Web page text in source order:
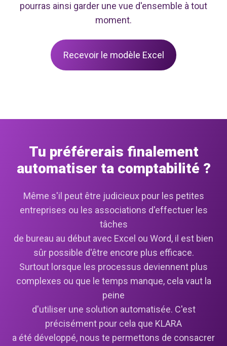
pourras ainsi garder une vue d'ensemble à tout
moment.
Recevoir le modèle Excel
Tu préférerais finalement
automatiser ta comptabilité ?
Même s'il peut être judicieux pour les petites
entreprises ou les associations d'effectuer les
tâches
de bureau au début avec Excel ou Word, il est bien
sûr possible d'être encore plus efficace.
Surtout lorsque les processus deviennent plus
complexes ou que le temps manque, cela vaut la
peine
d'utiliser une solution automatisée. C'est
précisément pour cela que KLARA
a été développé, nous te permettons de consacrer